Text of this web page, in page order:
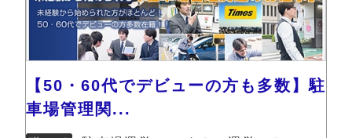
【50・60代でデビューの方も多数】駐
車場管理関...